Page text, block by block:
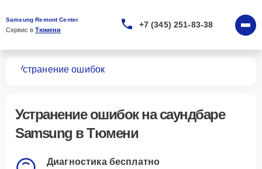
Samsung Remont Center
Сервис в Тюмени
+7 (345) 251-83-38
Устранение ошибок
Устранение ошибокна саундбаре
Samsung в Тюмени
Диагностика бесплатно